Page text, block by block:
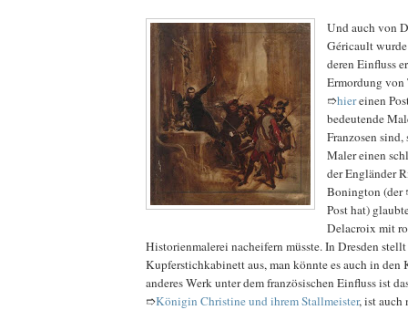
Und auch von
Géricault
deren Einfluss
Ermordung von
➱hiereinen
bedeutende
Franzosen sind,
Maler einen
der Engländer
Bonington (der
Post hat)
Delacroix mit
Historienmalerei nacheifern müsste. In Dresden
Kupferstichkabinett aus, man könnte es auch in den
anderes Werk unter dem französischen Einfluss ist
➱Königin Christine und ihrem Stallmeister, ist auch